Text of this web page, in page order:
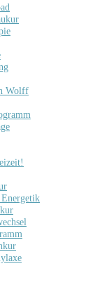
Wolff
Energetik